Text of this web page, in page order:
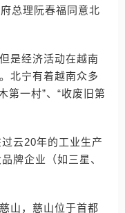
总理阮春福同意北
是经济活动在越南
北宁有着越南众多
第一村”、“收废旧第
云20年的工业生产
牌企业（如三星、
山，慈山位于首都